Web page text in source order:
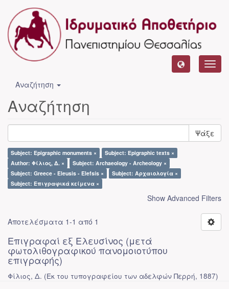
Αναζήτηση
Αναζήτηση
Ψάξε
Subject: Epigraphic monuments ×
Subject: Epigraphic texts ×
Author: Φίλιος, Δ. ×
Subject: Archaeology - Archeology ×
Subject: Greece - Eleusis - Elefsís ×
Subject: Αρχαιολογία ×
Subject: Επιγραφικά κείμενα ×
Show Advanced Filters
Αποτελέσματα 1-1 από 1
Επιγραφαί εξ Ελευσίνος (μετά
φωτολιθογραφικού πανομοιοτύπου
επιγραφής)
Φίλιος, Δ. (Εκ του τυπογραφείου των αδελφών Περρή, 1887)